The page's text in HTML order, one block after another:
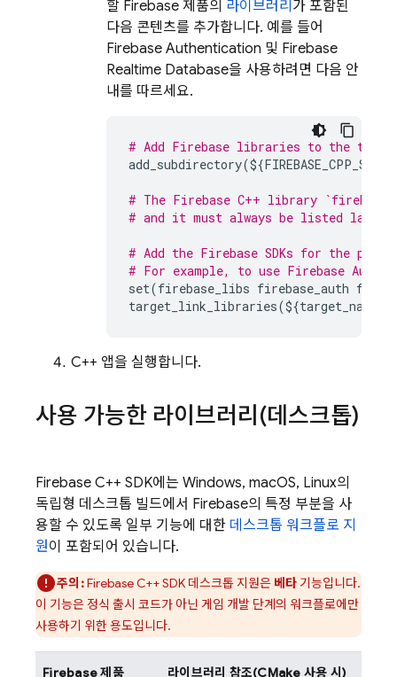
할 Firebase 제품의 라이브러리 가 포함된
다음 콘텐츠를 추가합니다. 예를 들어
Firebase Authentication 및 Firebase
Realtime Database을 사용하려면 다음 안
내를 따르세요.
# Add Firebase libraries to the
add_subdirectory(${
# The Firebase C++ library
# and it must always be listed last.
# Add the Firebase SDKs for the
# For example, to use Firebase
set(firebase_libs firebase_auth
target_link_libraries(${target_name
C++ 앱을 실행합니다.
사용 가능한 라이브러리(데스크톱)
Firebase C++ SDK에는 Windows, macOS, Linux의
독립형 데스크톱 빌드에서 Firebase의 특정 부분을 사
용할 수 있도록 일부 기능에 대한 데스크톱 워크플로 지
원이 포함되어 있습니다.
주의:FirebaseC++SDK 데스크톱 지원은 베타 기능입니다.
이 기능은 정식 출시 코드가 아닌 게임 개발 단계의 워크플로에만
사용하기 위한 용도입니다.
Firebase 제품 라이브러리 참조(CMake 사용 시)